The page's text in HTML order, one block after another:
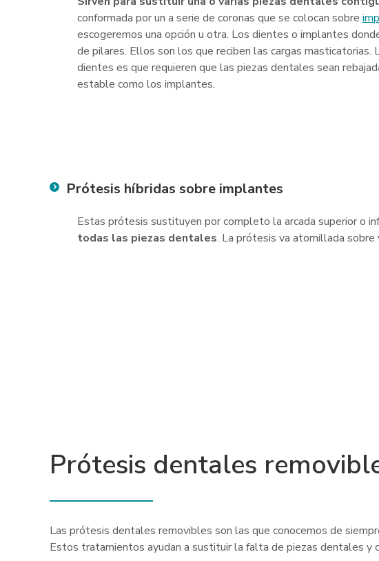
conformada por un a serie de coronas que se colocan sobre
escogeremos una opción u otra. Los dientes o implantes
de pilares. Ellos son los que reciben las cargas
dientes es que requieren que las piezas dentales sean
estable como los implantes.
Prótesis híbridas sobre implantes
Estas prótesis sustituyen por completo la arcada superior o
todas las piezas dentales. La prótesis va atornillada sobre
Prótesis dentales
Las prótesis dentales removibles son las que conocemos de
Estos tratamientos ayudan a sustituir la falta de piezas dentales y